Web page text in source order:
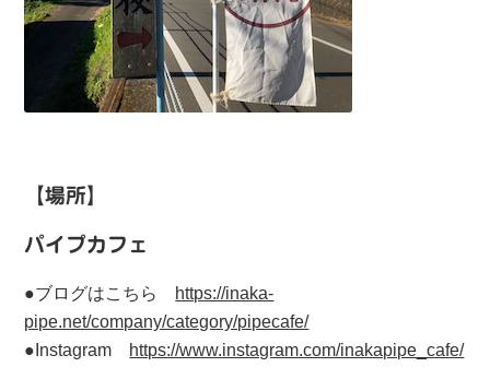
【場所】
パイプカフェ
●ブログはこちら https://inaka-
pipe.net/company/category/pipecafe/
●Instagram https://www.instagram.com/inakapipe_cafe/